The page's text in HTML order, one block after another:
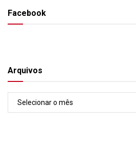
Facebook
Arquivos